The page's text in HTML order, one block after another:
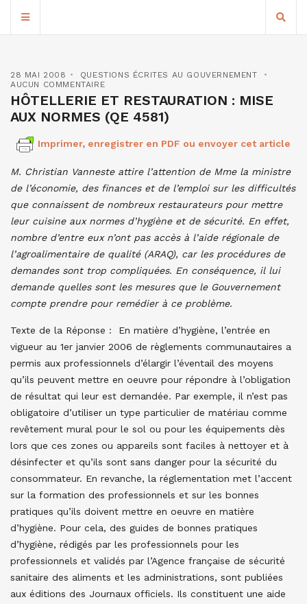
28 MAI 2008
QUESTIONS ÉCRITES AU GOUVERNEMENT
AUCUN COMMENTAIRE
HÔTELLERIE ET RESTAURATION : MISE
AUX NORMES (QE 4581)
Imprimer, enregistrer en PDF ou envoyer cet article
M. Christian Vanneste attire l’attention de Mme la ministre
de l’économie, des finances et de l’emploi sur les difficultés
que connaissent de nombreux restaurateurs pour mettre
leur cuisine aux normes d’hygiène et de sécurité. En effet,
nombre d’entre eux n’ont pas accès à l’aide régionale de
l’agroalimentaire de qualité (ARAQ), car les procédures de
demandes sont trop compliquées. En conséquence, il lui
demande quelles sont les mesures que le Gouvernement
compte prendre pour remédier à ce problème.
Texte de la Réponse : En matière d’hygiène, l’entrée en
vigueur au 1er janvier 2006 de règlements communautaires a
permis aux professionnels d’élargir l’éventail des moyens
qu’ils peuvent mettre en oeuvre pour répondre à l’obligation
de résultat qui leur est demandée. Par exemple, il n’est pas
obligatoire d’utiliser un type particulier de matériau comme
revêtement mural pour le sol ou pour les équipements dès
lors que ces zones ou appareils sont faciles à nettoyer et à
désinfecter et qu’ils sont sans danger pour la sécurité du
consommateur. En revanche, la réglementation met l’accent
sur la formation des professionnels et sur les bonnes
pratiques qu’ils doivent mettre en oeuvre en matière
d’hygiène. Pour cela, des guides de bonnes pratiques
d’hygiène, rédigés par les professionnels pour les
professionnels et validés par l’Agence française de sécurité
sanitaire des aliments et les administrations, sont publiées
aux éditions des Journaux officiels. Ils constituent une aide